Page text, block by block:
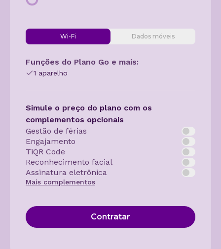
Wi-Fi Dados móveis
Funções do Plano Go e mais:
1 aparelho
Simule o preço do plano com os
complementos opcionais
Gestão de férias
Engajamento
TiQR Code
Reconhecimento facial
Assinatura eletrônica
Mais complementos
Contratar